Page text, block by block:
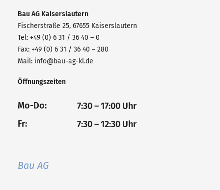
Bau AG Kaiserslautern
Fischerstraße 25, 67655 Kaiserslautern
Tel: +49 (0) 6 31 / 36 40 – 0
Fax: +49 (0) 6 31 / 36 40 – 280
Mail: info@bau-ag-kl.de
Öffnungszeiten
Mo-Do:
7:30 – 17:00 Uhr
Fr:
7:30 – 12:30 Uhr
Bau AG